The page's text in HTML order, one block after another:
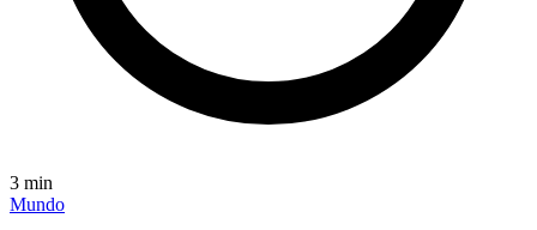
3 min
Mundo